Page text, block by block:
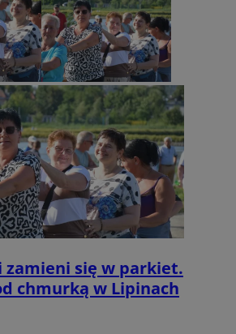
zamieni się w parkiet.
chmurką w Lipinach